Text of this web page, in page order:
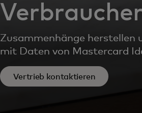
Zusammenhänge herstellen
mit Daten von Mastercard
Vertrieb kontaktieren